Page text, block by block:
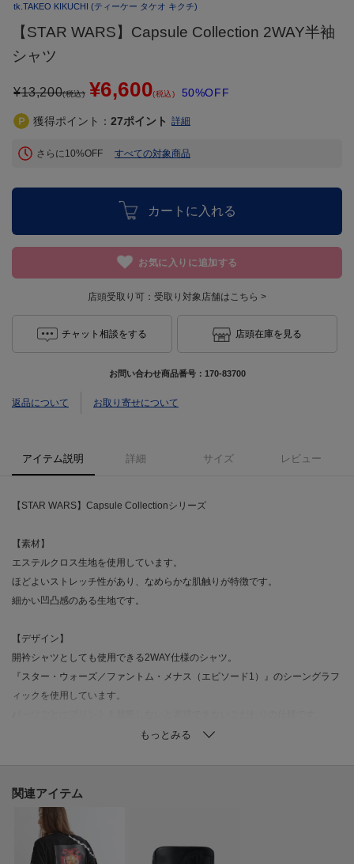
tk.TAKEO KIKUCHI (ティーケー タケオ キクチ)
【STAR WARS】Capsule Collection 2WAY半袖
シャツ
¥13,200(税込) ¥6,600(税込) 50%OFF
獲得ポイント： 27ポイント 詳細
さらに10%OFF すべての対象商品
カートに入れる
お気に入りに追加する
店頭受取り可： 受取り対象店舗はこちら >
チャット相談をする 店頭在庫を見る
お問い合わせ商品番号： 170-83700
返品について お取り寄せについて
アイテム説明 詳細 サイズ レビュー
【STAR WARS】Capsule Collectionシリーズ
【素材】
エステルクロス生地を使用しています。
ほどよいストレッチ性があり、なめらかな肌触りが特徴です。
細かい凹凸感のある生地です。
【デザイン】
開衿シャツとしても使用できる2WAY仕様のシャツ。
『スター・ウォーズ／ファントム・メナス（エピソード1）』のシーングラフ
ィックを使用しています。
カラーによって印象が異なるのもポイント。
イ＝ガン・ジン」闘いのシーンをモノトーンでコラージュ
ブルー（490）：砂漠の惑星タトゥイーンをベースにポッドレースのシーンを
コラージュ。砂漠のベージュカラーと空のブルーのコントラストが爽やかな
デザイン。
関連アイテム